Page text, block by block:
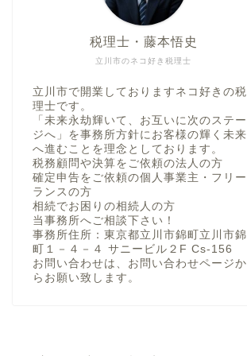
立川市のネコ好き税理士
税理士・藤本悟史
立川市で開業しておりますネコ好きの税
理士です。
「未来永劫輝いて、お互いに次のステー
ジへ」を事務所方針にお客様の輝く未来
へ進むことを理念としております。
税務顧問や決算をご依頼の法人の方
確定申告をご依頼の個人事業主・フリー
ランスの方
相続でお困りの相続人の方
当事務所へご相談下さい！
事務所住所：東京都立川市錦町立川市錦
町１－４－４ サニービル２F Cs-156
お問い合わせは、お問い合わせページか
らお願い致します。